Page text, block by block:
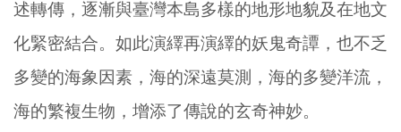
述轉傳，逐漸與臺灣本島多樣的地形地貌及在地文
化緊密結合。如此演繹再演繹的妖鬼奇譚，也不乏
多變的海象因素，海的深遠莫測，海的多變洋流，
海的繁複生物，增添了傳說的玄奇神妙。